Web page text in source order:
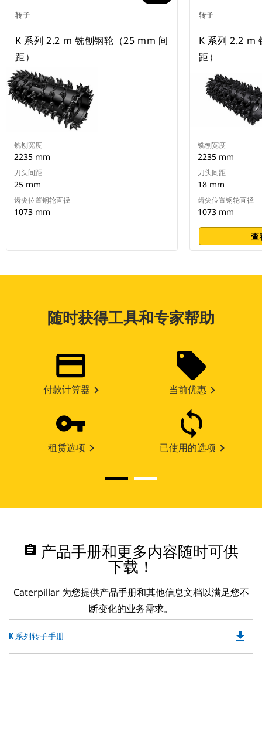
转子
K 系列 2.2 m 铣刨钢轮（25 mm 间
距）
铣刨宽度
2235 mm
刀头间距
25 mm
齿尖位置钢轮直径
1073 mm
转子
K 系列 2.2 m
距）
铣刨宽度
2235 mm
刀头间距
18 mm
齿尖位置钢轮直径
1073 mm
查
随时获得工具和专家帮助
付款计算器 当前优惠
租赁选项 已使用的选项
assignment 产品手册和更多内容随时可供
下载！
Caterpillar 为您提供产品手册和其他信息文档以满足您不
断变化的业务需求。
K 系列转子手册 file_download